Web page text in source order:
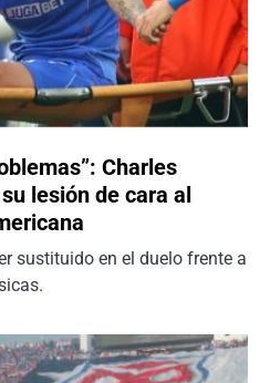
Charles
lesión de cara al
sustituido en el duelo frente a